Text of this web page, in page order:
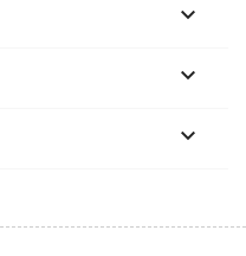


